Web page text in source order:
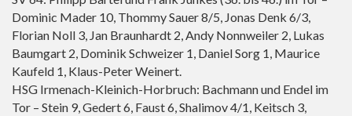
Dominic Mader 10, Thommy Sauer 8/5, Jonas Denk 6/3,
Florian Noll 3, Jan Braunhardt 2, Andy Nonnweiler 2, Lukas
Baumgart 2, Dominik Schweizer 1, Daniel Sorg 1, Maurice
Kaufeld 1, Klaus-Peter Weinert.
HSG Irmenach-Kleinich-Horbruch: Bachmann und Endel im
Tor – Stein 9, Gedert 6, Faust 6, Shalimov 4/1, Keitsch 3,